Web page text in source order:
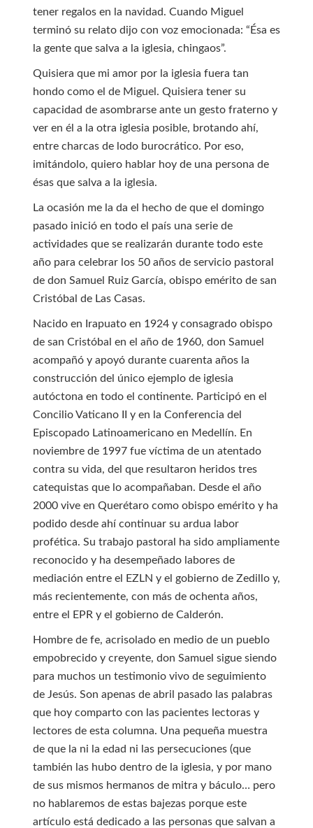
tener regalos en la navidad. Cuando Miguel
terminó su relato dijo con voz emocionada: “Ésa es
la gente que salva a la iglesia, chingaos”.
Quisiera que mi amor por la iglesia fuera tan
hondo como el de Miguel. Quisiera tener su
capacidad de asombrarse ante un gesto fraterno y
ver en él a la otra iglesia posible, brotando ahí,
entre charcas de lodo burocrático. Por eso,
imitándolo, quiero hablar hoy de una persona de
ésas que salva a la iglesia.
La ocasión me la da el hecho de que el domingo
pasado inició en todo el país una serie de
actividades que se realizarán durante todo este
año para celebrar los 50 años de servicio pastoral
de don Samuel Ruiz García, obispo emérito de san
Cristóbal de Las Casas.
Nacido en Irapuato en 1924 y consagrado obispo
de san Cristóbal en el año de 1960, don Samuel
acompañó y apoyó durante cuarenta años la
construcción del único ejemplo de iglesia
autóctona en todo el continente. Participó en el
Concilio Vaticano II y en la Conferencia del
Episcopado Latinoamericano en Medellín. En
noviembre de 1997 fue víctima de un atentado
contra su vida, del que resultaron heridos tres
catequistas que lo acompañaban. Desde el año
2000 vive en Querétaro como obispo emérito y ha
podido desde ahí continuar su ardua labor
profética. Su trabajo pastoral ha sido ampliamente
reconocido y ha desempeñado labores de
mediación entre el EZLN y el gobierno de Zedillo y,
más recientemente, con más de ochenta años,
entre el EPR y el gobierno de Calderón.
Hombre de fe, acrisolado en medio de un pueblo
empobrecido y creyente, don Samuel sigue siendo
para muchos un testimonio vivo de seguimiento
de Jesús. Son apenas de abril pasado las palabras
que hoy comparto con las pacientes lectoras y
lectores de esta columna. Una pequeña muestra
de que la ni la edad ni las persecuciones (que
también las hubo dentro de la iglesia, y por mano
de sus mismos hermanos de mitra y báculo… pero
no hablaremos de estas bajezas porque este
artículo está dedicado a las personas que salvan a